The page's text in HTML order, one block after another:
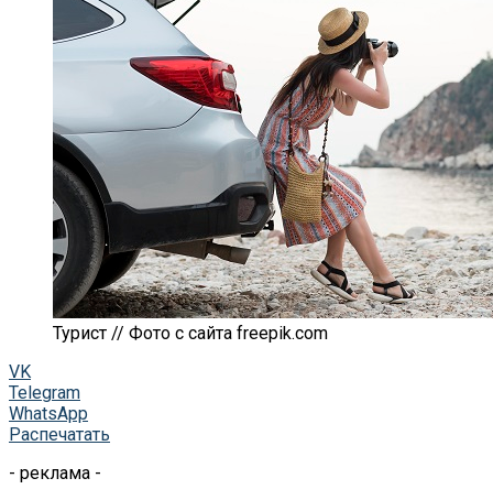
Турист // Фото с сайта freepik.com
VK
Telegram
WhatsApp
Распечатать
- реклама -